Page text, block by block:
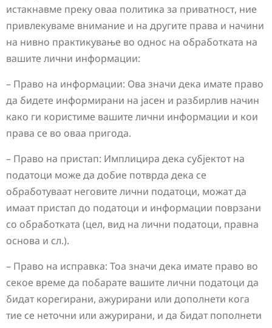
истакнавме преку оваа политика за приватност, ние
привлекуваме внимание и на другите права и начини
на нивно практикување во однос на обработката на
вашите лични информации:
– Право на информации: Ова значи дека имате право
да бидете информирани на јасен и разбирлив начин
како ги користиме вашите лични информации и кои
права се во оваа пригода.
– Право на пристап: Имплицира дека субјектот на
податоци може да добие потврда дека се
обработуваат неговите лични податоци, можат да
имаат пристап до податоци и информации поврзани
со обработката (цел, вид на лични податоци, правна
основа и сл.).
– Право на исправка: Тоа значи дека имате право во
секое време да побарате вашите лични податоци да
бидат корегирани, ажурирани или дополнети кога
тие се неточни или ажурирани, и да бидат пополнети